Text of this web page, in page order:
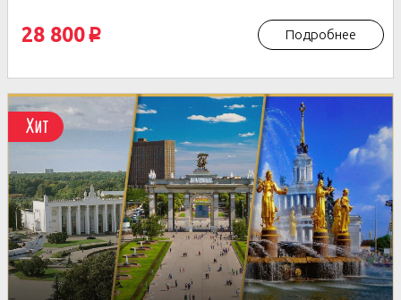
28 800 p Подробнее
Хит